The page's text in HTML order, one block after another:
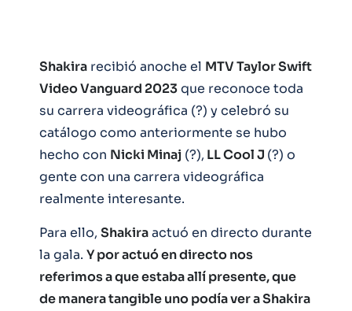
Shakira recibió anoche el MTV Taylor Swift
Video Vanguard 2023que reconoce toda
su carrera videográfica (?) y celebró su
catálogo como anteriormente se hubo
hecho con Nicki Minaj (?), LL Cool J (?) o
gente con una carrera videográfica
realmente interesante.
Para ello, Shakiraactuó en directo durante
la gala. Y por actuó en directo nos
referimos a que estaba allí presente, que
de manera tangible uno podía ver a Shakira